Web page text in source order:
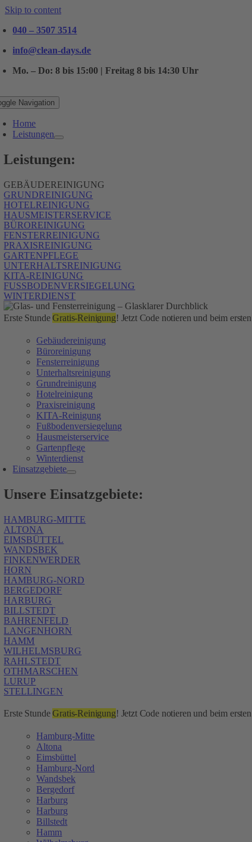
Skip to content
040 – 3507 3514
info@clean-days.de
Mo. – Do: 8 bis 15:00 | Freitag 8 bis 14:30 Uhr
Navigation
Home
Leistungen
Leistungen:
GEBÄUDEREINIGUNG
GRUNDREINIGUNG
HOTELREINIGUNG
HAUSMEISTERSERVICE
BÜROREINIGUNG
FENSTERREINIGUNG
PRAXISREINIGUNG
GARTENPFLEGE
UNTERHALTSREINIGUNG
KITA-REINIGUNG
FUSSBODENVERSIEGELUNG
WINTERDIENST
Erste StundeGratis-Reinigung! Jetzt Code notieren und beim
Gebäudereinigung
Büroreinigung
Fensterreinigung
Unterhaltsreinigung
Grundreinigung
Hotelreinigung
Praxisreinigung
KITA-Reinigung
Fußbodenversiegelung
Hausmeisterservice
Gartenpflege
Winterdienst
Einsatzgebiete
Unsere Einsatzgebiete:
HAMBURG-MITTE
ALTONA
EIMSBÜTTEL
WANDSBEK
FINKENWERDER
HORN
HAMBURG-NORD
BERGEDORF
HARBURG
BILLSTEDT
BAHRENFELD
LANGENHORN
HAMM
WILHELMSBURG
RAHLSTEDT
OTHMARSCHEN
LURUP
STELLINGEN
Erste StundeGratis-Reinigung! Jetzt Code notieren und beim
Hamburg-Mitte
Altona
Eimsbüttel
Hamburg-Nord
Wandsbek
Bergedorf
Harburg
Harburg
Billstedt
Hamm